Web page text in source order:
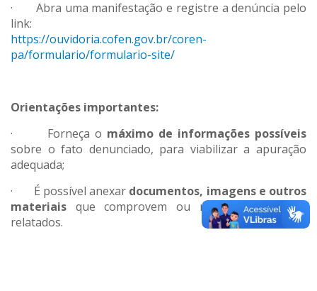
· Abra uma manifestação e registre a denúncia pelo
link:
https://ouvidoria.cofen.gov.br/coren-
pa/formulario/formulario-site/
Orientações importantes:
· Forneça o máximo de informações possíveis
sobre o fato denunciado, para viabilizar a apuração
adequada;
· É possível anexar documentos, imagens e outros
materiais que comprovem ou reforcem os fatos
relatados.